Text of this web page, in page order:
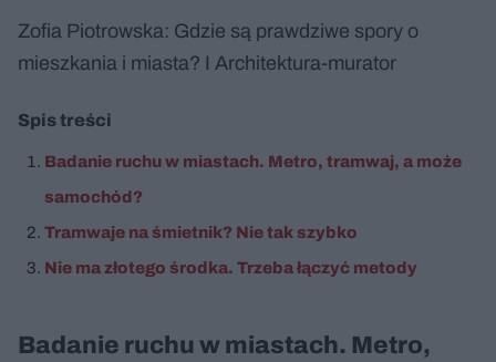
Zofia Piotrowska: Gdzie są prawdziwe spory o
mieszkania i miasta? I Architektura-murator
Spis treści
Badanie ruchu w miastach. Metro, tramwaj, a może
samochód?
Tramwaje na śmietnik? Nie tak szybko
Nie ma złotego środka. Trzeba łączyć metody
Badanie ruchu w miastach. Metro,